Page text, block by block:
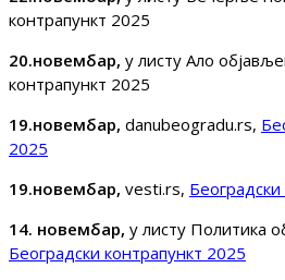
контрапункт 2025
20.новембар, у листу Ало
контрапункт 2025
19.новембар, danubeogradu.rs,
2025
19.новембар, vesti.rs,
14. новембар, у листу Политика
Београдски контрапункт 2025